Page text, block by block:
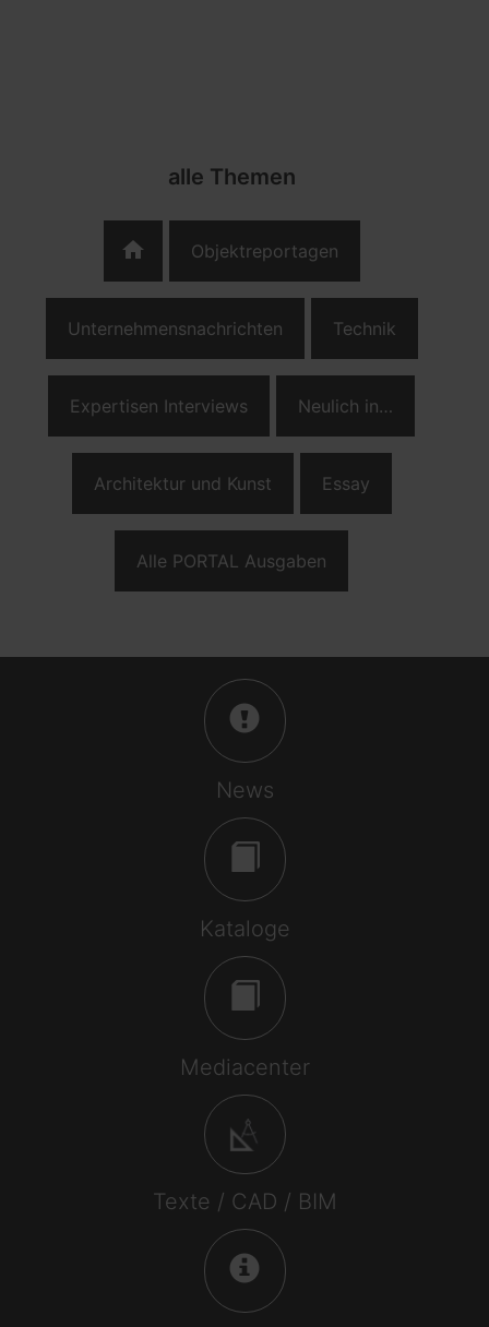
alle Themen
home Objektreportagen
Unternehmensnachrichten Technik
Expertisen Interviews Neulich in…
Architektur und Kunst Essay
Alle PORTAL Ausgaben
News
Kataloge
Mediacenter
Texte / CAD / BIM